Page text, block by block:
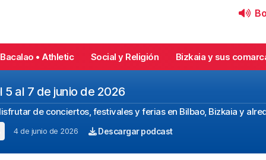
Bacalao • Athletic Social y Religión Bizkaia y sus
5 al 7 de junio de 2026
de conciertos, festivales y ferias en Bilbao, Bizkaia y
4 de junio de 2026 Descargar podcast